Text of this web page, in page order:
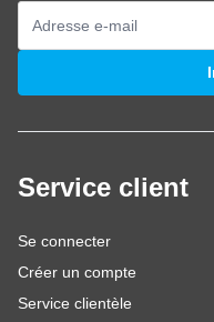
Adresse mail
Service client
Se connecter
Créer un compte
Service clientèle